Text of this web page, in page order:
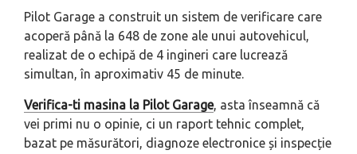
Pilot Garage a construit un sistem de verificare care
acoperă până la 648 de zone ale unui autovehicul,
realizat de o echipă de 4 ingineri care lucrează
simultan, în aproximativ 45 de minute.
Verifica-ti masina la Pilot Garage, asta înseamnă că
vei primi nu o opinie, ci un raport tehnic complet,
bazat pe măsurători, diagnoze electronice și inspecție